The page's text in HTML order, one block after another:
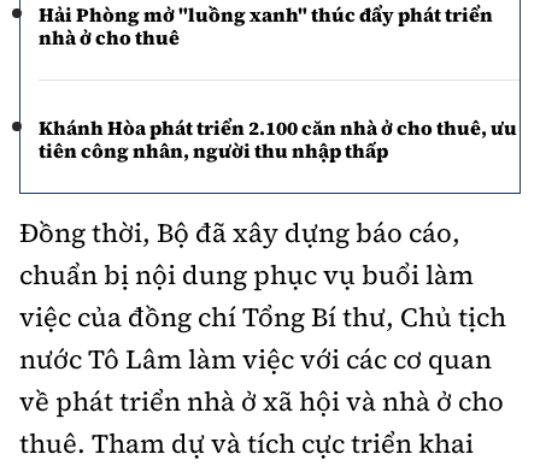
Hải Phòng mở "luồng xanh" thúc đẩy phát triển
nhà ở cho thuê
Khánh Hòa phát triển 2.100 căn nhà ở cho thuê, ưu
tiên công nhân, người thu nhập thấp
Đồng thời, Bộ đã xây dựng báo cáo,
chuẩn bị nội dung phục vụ buổi làm
việc của đồng chí Tổng Bí thư, Chủ tịch
nước Tô Lâm làm việc với các cơ quan
về phát triển nhà ở xã hội và nhà ở cho
thuê. Tham dự và tích cực triển khai